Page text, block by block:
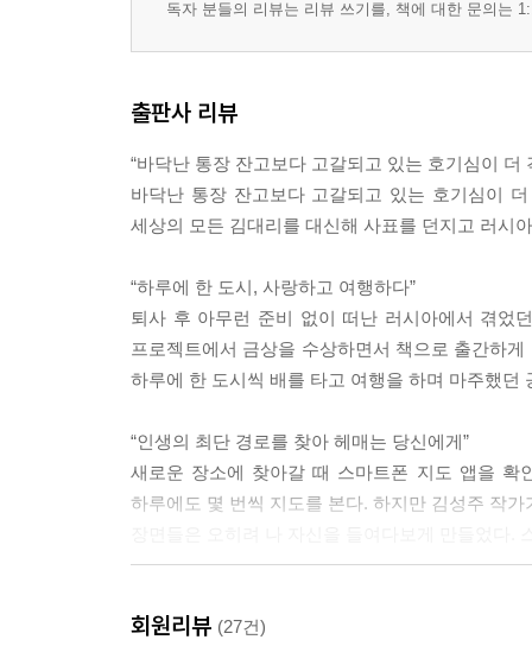
독자 분들의 리뷰는 리뷰 쓰기를, 책에 대한 문의는
출판사 리뷰
“바닥난 통장 잔고보다 고갈되고 있는 호기심이 더
바닥난 통장 잔고보다 고갈되고 있는 호기심이
세상의 모든 김대리를 대신해 사표를 던지고 러시
“하루에 한 도시, 사랑하고 여행하다”
퇴사 후 아무런 준비 없이 떠난 러시아에서 겪었
프로젝트에서 금상을 수상하면서 책으로 출간하
하루에 한 도시씩 배를 타고 여행을 하며 마주했던
“인생의 최단 경로를 찾아 헤매는 당신에게”
새로운 장소에 찾아갈 때 스마트폰 지도 앱을
하루에도 몇 번씩 지도를 본다. 하지만 김성주 작
작가의 말처럼 모든 길은 우리의 지도가 된다. 뚜
회원리뷰 (27건)